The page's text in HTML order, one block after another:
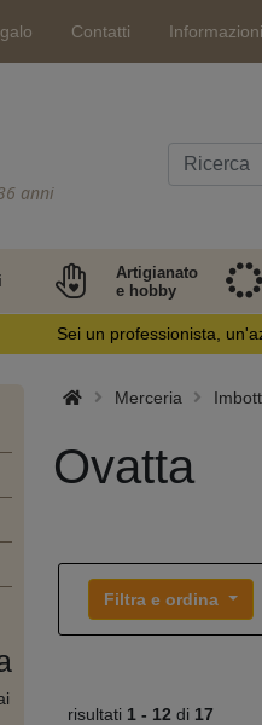
Contatti
anni
Artigianato
e hobby
Sei un professionista,
Merceria
Ovatta
Filtra e ordina
risultati 1 - 12 di 17